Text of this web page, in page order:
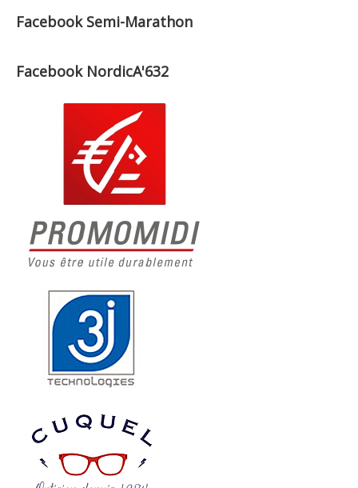
Facebook Semi-Marathon
Facebook NordicA'632